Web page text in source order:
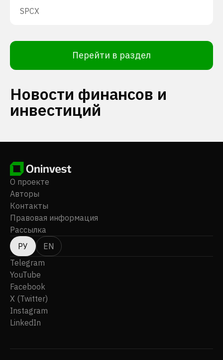
SPCX
Перейти в раздел
Новости финансов и
инвестиций
О проекте
Авторы
Контакты
Правовая информация
Рассылка
РУ
EN
Telegram
YouTube
Facebook
X (Twitter)
Instagram
LinkedIn